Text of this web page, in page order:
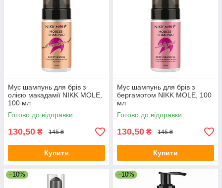
Мус шампунь для брів з
олією макадамії NIKK MOLE,
100 мл
Готово до відправки
130,50 ₴ 145 ₴
Купити
Мус шампунь для брів з
бергамотом NIKK MOLE, 100
мл
Готово до відправки
130,50 ₴ 145 ₴
Купити
–10% –10%